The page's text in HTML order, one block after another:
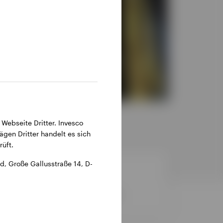
Dritter. Invesco
Dritter handelt es sich
Große Gallusstraße 14, D-